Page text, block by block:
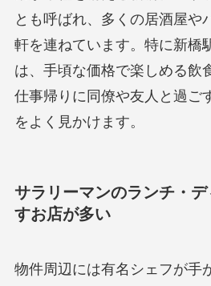
とも呼ばれ、多くの居酒屋や
軒を連ねています。特に新橋
は、手頃な価格で楽しめる飲
仕事帰りに同僚や友人と過ご
をよく見かけます。
サラリーマンのランチ・
すお店が多い
物件周辺には有名シェフが手